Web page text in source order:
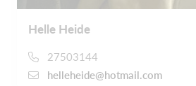
Helle Heide
27503144
helleheide@hotmail.com